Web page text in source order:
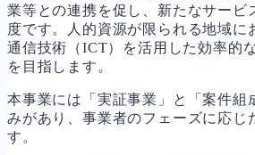
業等との連携を促し、新たなサービ
度です。人的資源が限られる地域に
通信技術（ICT）を活用した効率的
を目指します。
本事業には「実証事業」と「案件組
みがあり、事業者のフェーズに応じ
す。